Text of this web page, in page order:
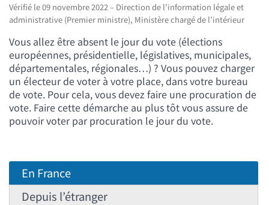
Vérifié le 09 novembre 2022 – Direction de l’information légale et
administrative (Premier ministre), Ministère chargé de l’intérieur
Vous allez être absent le jour du vote (élections
européennes, présidentielle, législatives, municipales,
départementales, régionales…) ? Vous pouvez charger
un électeur de voter à votre place, dans votre bureau
de vote. Pour cela, vous devez faire une procuration de
vote. Faire cette démarche au plus tôt vous assure de
pouvoir voter par procuration le jour du vote.
En France
Depuis l’étranger